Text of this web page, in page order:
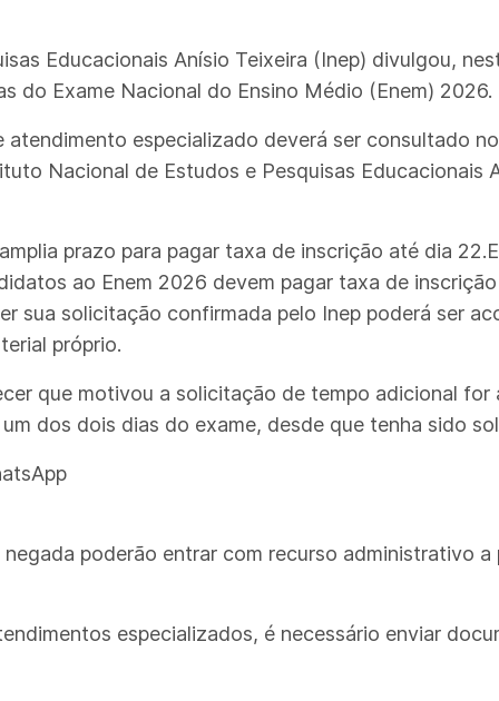
Educacionais Anísio Teixeira (Inep) divulgou,
do Exame Nacional do Ensino Médio (Enem) 2026.
especializado deverá ser consultado
Nacional de Estudos e Pesquisas Educacionais
prazo para pagar taxa de inscrição até dia
ao Enem 2026 devem pagar taxa de
sua solicitação confirmada pelo Inep poderá ser
próprio.
que motivou a solicitação de tempo adicional
dos dois dias do exame, desde que tenha sido
poderão entrar com recurso administrativo
especializados, é necessário enviar